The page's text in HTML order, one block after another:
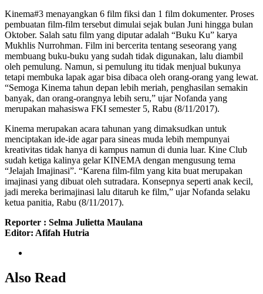
Kinema#3 menayangkan 6 film fiksi dan 1 film dokumenter. Proses
pembuatan film-film tersebut dimulai sejak bulan Juni hingga bulan
Oktober. Salah satu film yang diputar adalah “Buku Ku” karya
Mukhlis Nurrohman. Film ini bercerita tentang seseorang yang
membuang buku-buku yang sudah tidak digunakan, lalu diambil
oleh pemulung. Namun, si pemulung itu tidak menjual bukunya
tetapi membuka lapak agar bisa dibaca oleh orang-orang yang lewat.
“Semoga Kinema tahun depan lebih meriah, penghasilan semakin
banyak, dan orang-orangnya lebih seru,” ujar Nofanda yang
merupakan mahasiswa FKI semester 5, Rabu (8/11/2017).
Kinema merupakan acara tahunan yang dimaksudkan untuk
menciptakan ide-ide agar para sineas muda lebih mempunyai
kreativitas tidak hanya di kampus namun di dunia luar. Kine Club
sudah ketiga kalinya gelar KINEMA dengan mengusung tema
“Jelajah Imajinasi”. “Karena film-film yang kita buat merupakan
imajinasi yang dibuat oleh sutradara. Konsepnya seperti anak kecil,
jadi mereka berimajinasi lalu ditaruh ke film,” ujar Nofanda selaku
ketua panitia, Rabu (8/11/2017).
Reporter : Selma Julietta Maulana
Editor: Afifah Hutria
Also Read